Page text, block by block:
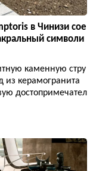
в Чинизи сое
символи
каменную стру
из керамогранита
достопримечател